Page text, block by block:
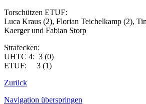
Torschützen ETUF:
Luca Kraus (2), Florian Teichelkamp (2),
Kaerger und Fabian Storp
Strafecken:
UHTC 4: 3 (0)
ETUF: 3 (1)
Zurück
Navigation überspringen